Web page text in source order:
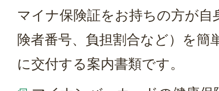
マイナ保険証をお持ちの方が自
険者番号、負担割合など）を簡
に交付する案内書類です。